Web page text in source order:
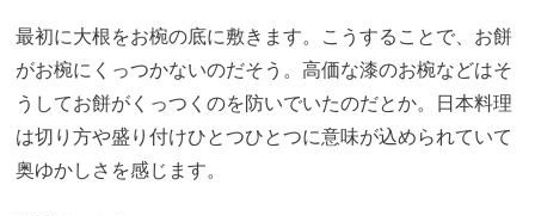
最初に大根をお椀の底に敷きます。こうすることで、お餅
がお椀にくっつかないのだそう。高価な漆のお椀などはそ
うしてお餅がくっつくのを防いでいたのだとか。日本料理
は切り方や盛り付けひとつひとつに意味が込められていて
奥ゆかしさを感じます。